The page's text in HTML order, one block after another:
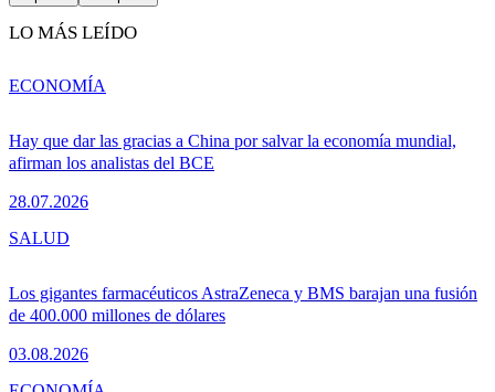
LO MÁS LEÍDO
Hay que dar las gracias a China por salvar la economía mundial,
afirman los analistas del BCE
28.07.2026
ECONOMÍA
Los gigantes farmacéuticos AstraZeneca y BMS barajan una fusión
de 400.000 millones de dólares
03.08.2026
SALUD